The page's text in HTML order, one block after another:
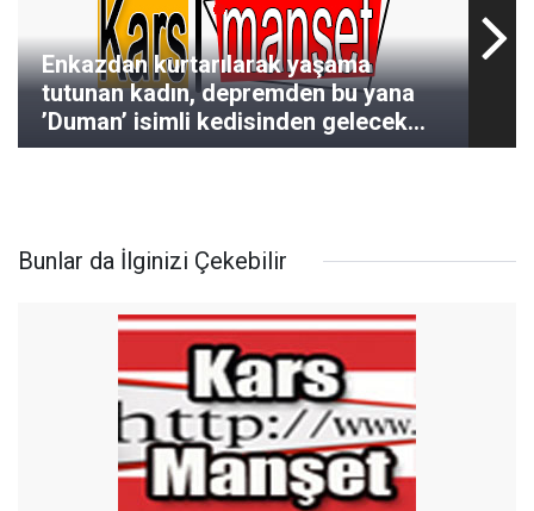
Enkazdan kurtarılarak yaşama
tutunan kadın, depremden bu yana
’Duman’ isimli kedisinden gelecek
haberi bekliyor
Bunlar da İlginizi Çekebilir